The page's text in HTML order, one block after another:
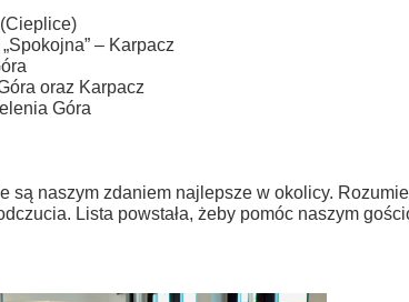
– Karpacz
oraz Karpacz
Góra
są naszym zdaniem najlepsze w okolicy.
Lista powstała, żeby pomóc naszym